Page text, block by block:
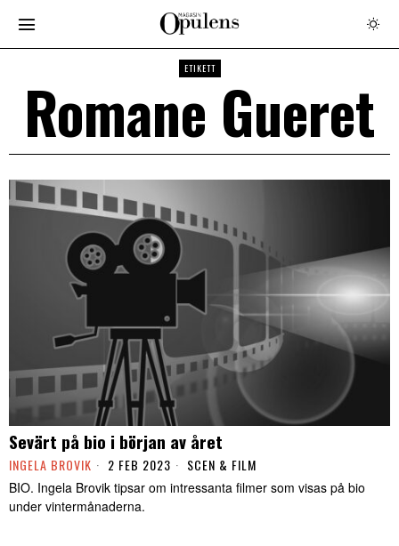
ETIKETT
Romane Gueret
Sevärt på bio i början av året
INGELA BROVIK 2 FEB 2023 SCEN & FILM
BIO. Ingela Brovik tipsar om intressanta filmer som visas på bio
under vintermånaderna.